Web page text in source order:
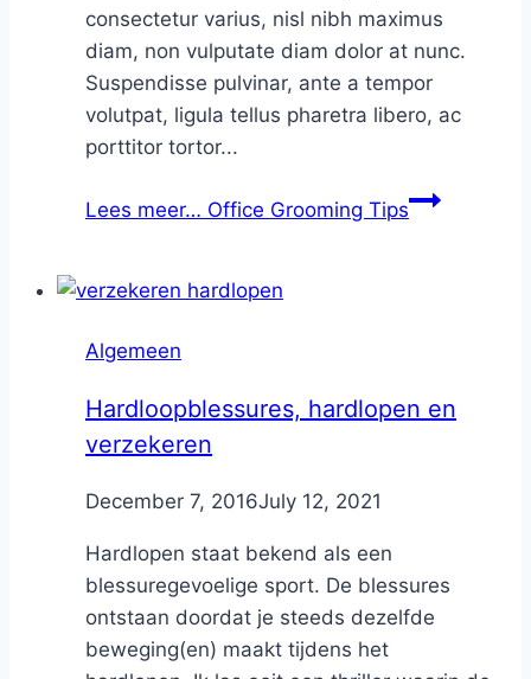
consectetur varius, nisl nibh maximus
diam, non vulputate diam dolor at nunc.
Suspendisse pulvinar, ante a tempor
volutpat, ligula tellus pharetra libero, ac
porttitor tortor...
Lees meer… Office Grooming Tips
Algemeen
Hardloopblessures, hardlopen en
verzekeren
ByNicole
December 7, 2016July 12, 2021
Hardlopen staat bekend als een
blessuregevoelige sport. De blessures
ontstaan doordat je steeds dezelfde
beweging(en) maakt tijdens het